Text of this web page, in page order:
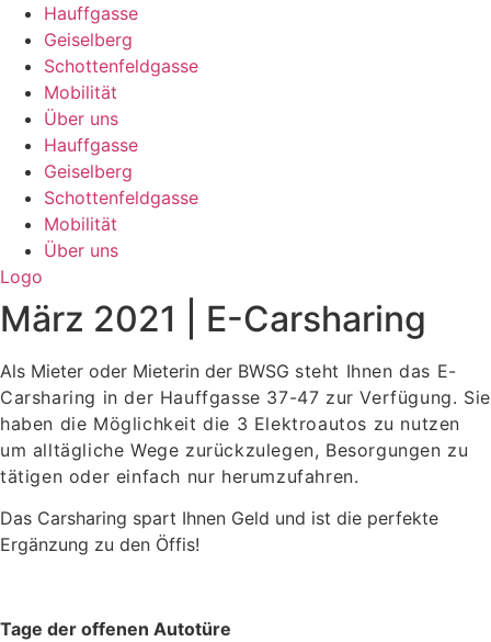
Hauffgasse
Geiselberg
Schottenfeldgasse
Mobilität
Über uns
Hauffgasse
Geiselberg
Schottenfeldgasse
Mobilität
Über uns
Logo
März 2021 | E-Carsharing
Als Mieter oder Mieterin der BWSG steht Ihnen das E-
Carsharing in der Hauffgasse 37-47 zur Verfügung. Sie
haben die Möglichkeit die 3 Elektroautos zu nutzen
um alltägliche Wege zurückzulegen, Besorgungen zu
tätigen oder einfach nur herumzufahren.
Das Carsharing spart Ihnen Geld und ist die perfekte
Ergänzung zu den Öffis!
Tage der offenen Autotüre